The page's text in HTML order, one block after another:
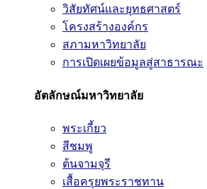
วิสัยทัศน์และยุทธศาสตร์
โครงสร้างองค์กร
สภามหาวิทยาลัย
การเปิดเผยข้อมูลสู่สาธารณะ
อัตลักษณ์มหาวิทยาลัย
พระเกี้ยว
สีชมพู
ต้นจามจุรี
เสื้อครุยพระราชทาน